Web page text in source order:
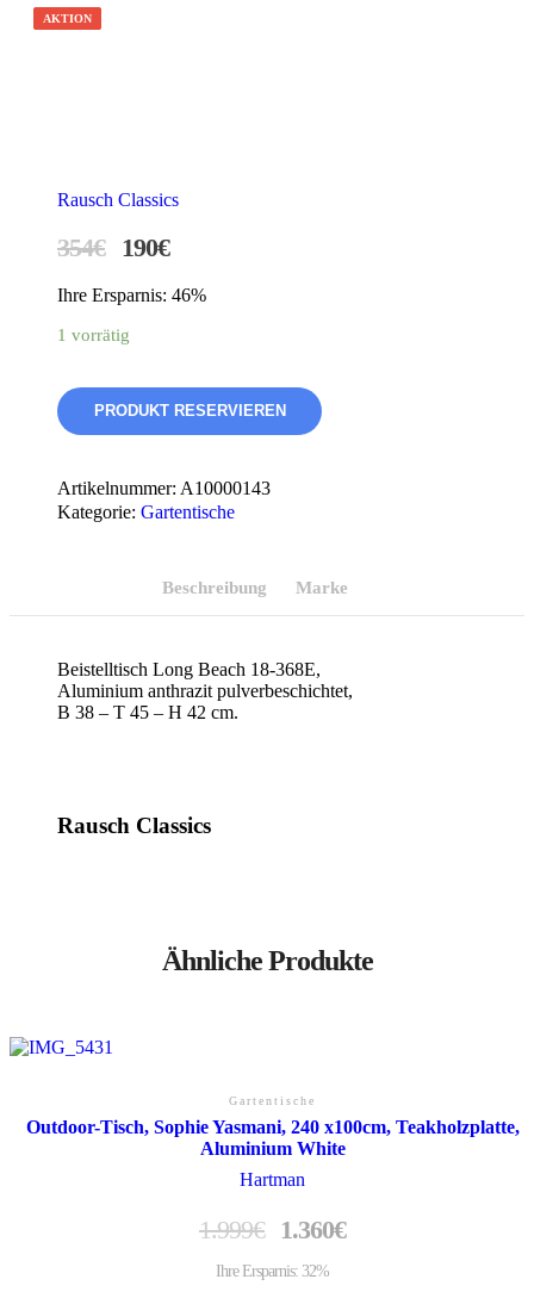
Rausch Classics
354€ 190€
Ihre Ersparnis: 46%
1 vorrätig
PRODUKT RESERVIEREN
Artikelnummer: A10000143
Kategorie: Gartentische
Beschreibung Marke
Beistelltisch Long Beach 18-368E,
Aluminium anthrazit pulverbeschichtet,
B 38 – T 45 – H 42 cm.
Rausch Classics
Ähnliche Produkte
AKTION
Gartentische
Outdoor-Tisch, Sophie Yasmani, 240 x100cm, Teakholzplatte,
Aluminium White
Hartman
1.999€ 1.360€
Ihre Ersparnis: 32%
AKTION
AKTION